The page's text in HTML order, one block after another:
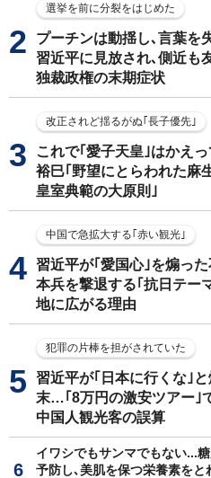
選挙を前に分裂をはじめた
プーチンは動揺し､言葉を
習近平に見放され､側近も
独裁政権の末期症状
改正されど揺るがぬ｢長子優先｣
これで｢愛子天皇｣はかえ
裕巳｢野望にとらわれた麻
皇室典範の大原則｣
中国で急拡大する｢赤い観光｣
習近平が｢愛国心｣を煽っ
本兵を撃退する｢抗日テー
地に広がる理由
犯罪の片棒を担がされていた
習近平が｢日本に行くな｣
末…｢8万円の激安ツアー｣
中国人観光客の誤算
イワシでもサンマでもない...
予防し､美肌を保つ栄養素を